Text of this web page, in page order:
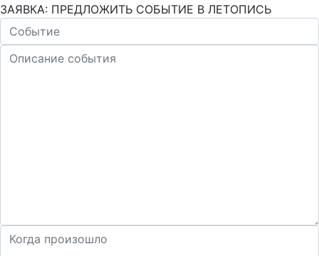
ЗАЯВКА: ПРЕДЛОЖИТЬ СОБЫТИЕ В ЛЕТОПИСЬ